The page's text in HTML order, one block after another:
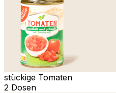
stückige Tomaten
2 Dosen